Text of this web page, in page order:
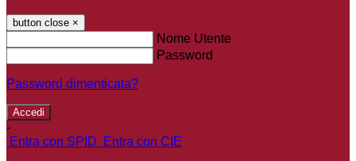
button close ×
Nome Utente
Password
Password dimenticata?
-
Entra con SPID
Entra con CIE